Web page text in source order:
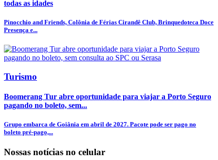
todas as idades
Pinocchio and Friends, Colônia de Férias Cirandê Club, Brinquedoteca Doce
Presença e...
Turismo
Boomerang Tur abre oportunidade para viajar a Porto Seguro
pagando no boleto, sem...
Grupo embarca de Goiânia em abril de 2027. Pacote pode ser pago no
boleto pré-pago,...
Nossas notícias no celular